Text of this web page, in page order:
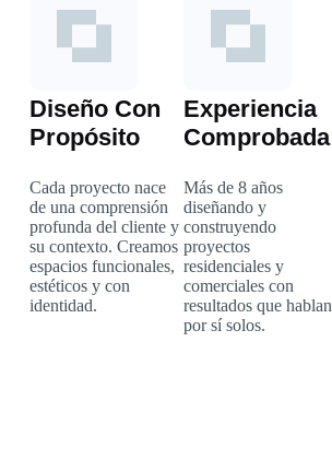
Diseño Con
Propósito
Cada proyecto nace
de una comprensión
profunda del cliente y
su contexto. Creamos
espacios funcionales,
estéticos y con
identidad.
Experiencia
Comprobada
Más de 8 años
diseñando y
construyendo
proyectos
residenciales y
comerciales con
resultados que hablan
por sí solos.